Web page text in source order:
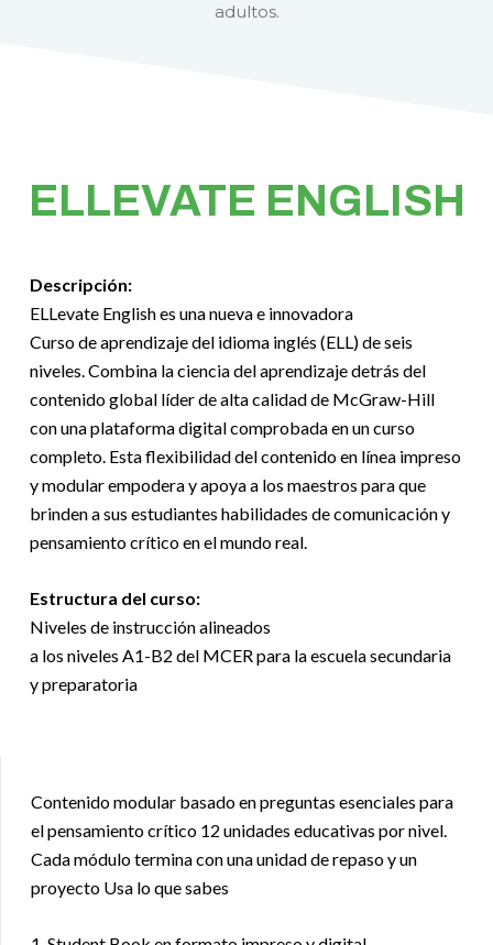
adultos.
ELLEVATE ENGLISH
Descripción:
ELLevate English es una nueva e innovadora
Curso de aprendizaje del idioma inglés (ELL) de seis
niveles. Combina la ciencia del aprendizaje detrás del
contenido global líder de alta calidad de McGraw-Hill
con una plataforma digital comprobada en un curso
completo. Esta flexibilidad del contenido en línea impreso
y modular empodera y apoya a los maestros para que
brinden a sus estudiantes habilidades de comunicación y
pensamiento crítico en el mundo real.
Estructura del curso:
Niveles de instrucción alineados
a los niveles A1-B2 del MCER para la escuela secundaria
y preparatoria
Contenido modular basado en preguntas esenciales para
el pensamiento crítico 12 unidades educativas por nivel.
Cada módulo termina con una unidad de repaso y un
proyecto Usa lo que sabes